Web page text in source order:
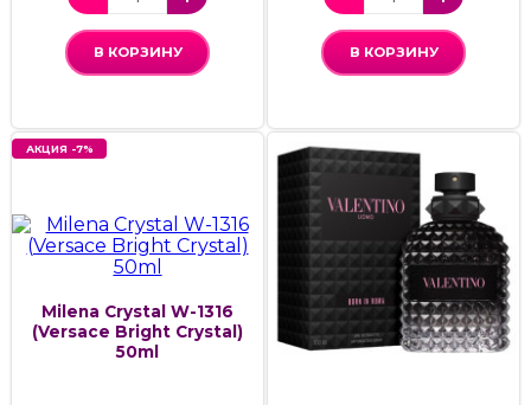
В КОРЗИНУ В КОРЗИНУ
АКЦИЯ -7%
Milena Crystal W-1316
(Versace Bright Crystal)
50ml